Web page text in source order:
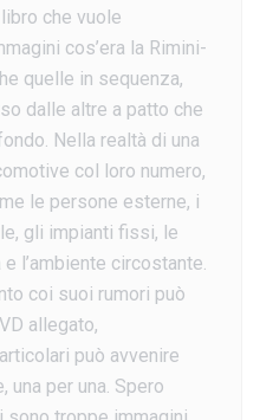
che vuole
cos’era la Rimini-
quelle in sequenza,
dalle altre a patto che
Nella realtà di una
col loro numero,
le persone esterne, i
gli impianti fissi, le
l’ambiente circostante.
coi suoi rumori può
allegato,
può avvenire
per una. Spero